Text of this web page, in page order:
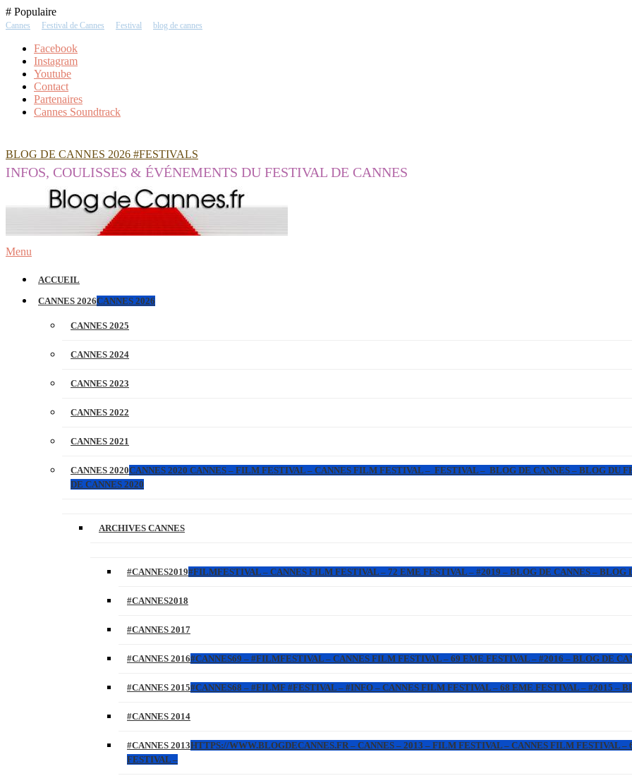
Skip
To
# Populaire
Cannes Festival de Cannes Festival blog de cannes
Facebook
Instagram
Youtube
Contact
Partenaires
Cannes Soundtrack
BLOG DE CANNES 2026 #FESTIVALS
INFOS, COULISSES & ÉVÉNEMENTS DU FESTIVAL DE CANNES
Menu
ACCUEIL
CANNES 2026CANNES 2026
CANNES 2025
CANNES 2024
CANNES 2023
CANNES 2022
CANNES 2021
CANNES 2020CANNES 2020 CANNES – FILM FESTIVAL – CANNES FILM FESTIVAL – FESTIVAL – BLOG DE CANNES – BLOG DU
DE CANNES 2020
ARCHIVES CANNES
#CANNES2019#FILMFESTIVAL – CANNES FILM FESTIVAL – 72 EME FESTIVAL – #2019 – BLOG DE CANNES – BLOG
#CANNES2018
#CANNES 2017
#CANNES 2016#CANNES69 – #FILMFESTIVAL – CANNES FILM FESTIVAL – 69 EME FESTIVAL – #2016 – BLOG DE
#CANNES 2015#CANNES68 – #FILMF #FESTIVAL – #INFO – CANNES FILM FESTIVAL – 68 EME FESTIVAL – #2015 –
#CANNES 2014
#CANNES 2013HTTPS://WWW.BLOGDECANNES.FR – CANNES – 2013 – FILM FESTIVAL – CANNES FILM FESTIVAL
FESTIVAL –